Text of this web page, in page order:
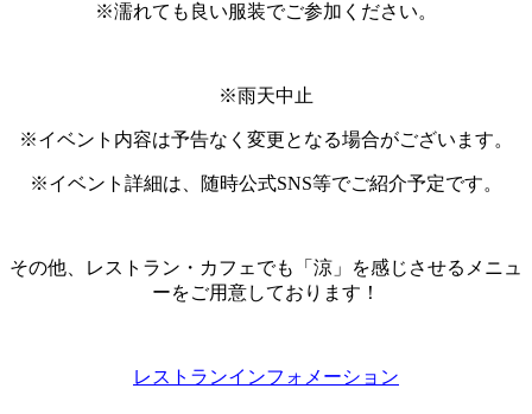
※濡れても良い服装でご参加ください。
※雨天中止
※イベント内容は予告なく変更となる場合がございます。
※イベント詳細は、随時公式SNS等でご紹介予定です。
その他、レストラン・カフェでも「涼」を感じさせるメニュ
ーをご用意しております！
レストランインフォメーション